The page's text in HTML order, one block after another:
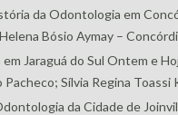
da Odontologia em
Bósio Aymay –
Jaraguá do Sul Ontem e
Sílvia Regina Toassi
da Cidade de